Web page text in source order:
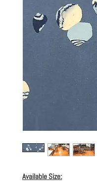
Available Size: